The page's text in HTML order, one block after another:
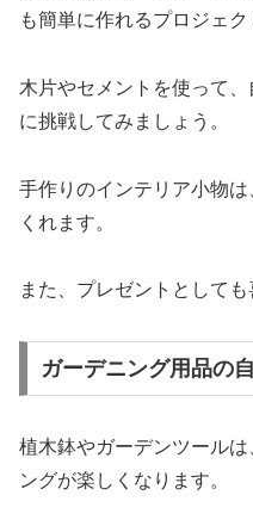
も簡単に作れるプロジェク
木片やセメントを使って
に挑戦してみましょう。
手作りのインテリア小物
くれます。
また、プレゼントとして
ガーデニング用品の
植木鉢やガーデンツール
ングが楽しくなります。